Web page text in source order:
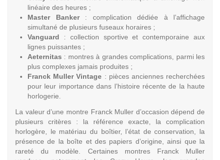
linéaire des heures ;
Master Banker: complication dédiée à l’affichage
simultané de plusieurs fuseaux horaires ;
Vanguard : collection sportive et contemporaine aux
lignes puissantes ;
Aeternitas : montres à grandes complications, parmi les
plus complexes jamais produites ;
Franck Muller Vintage : pièces anciennes recherchées
pour leur importance dans l’histoire récente de la haute
horlogerie.
La valeur d’une montre Franck Muller d’occasion dépend de
plusieurs critères : la référence exacte, la complication
horlogère, le matériau du boîtier, l’état de conservation, la
présence de la boîte et des papiers d’origine, ainsi que la
rareté du modèle. Certaines montres Franck Muller